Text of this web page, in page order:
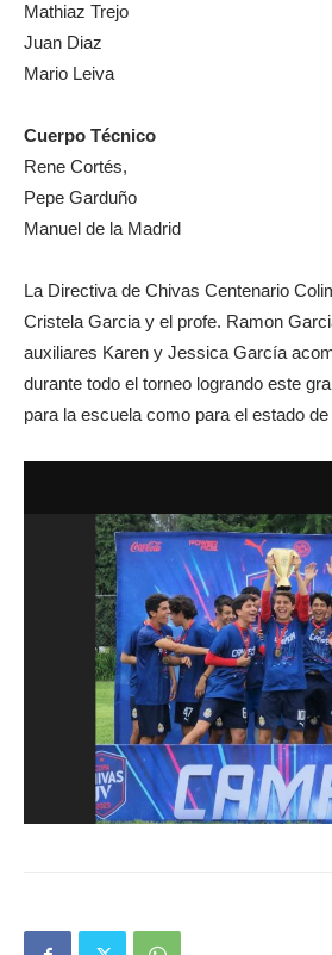
Mathiaz Trejo
Juan Diaz
Mario Leiva
Cuerpo Técnico
Rene Cortés,
Pepe Garduño
Manuel de la Madrid
La Directiva de Chivas Centenario
Cristela Garcia y el profe. Ramon
auxiliares Karen y Jessica García
durante todo el torneo logrando este
para la escuela como para el estado